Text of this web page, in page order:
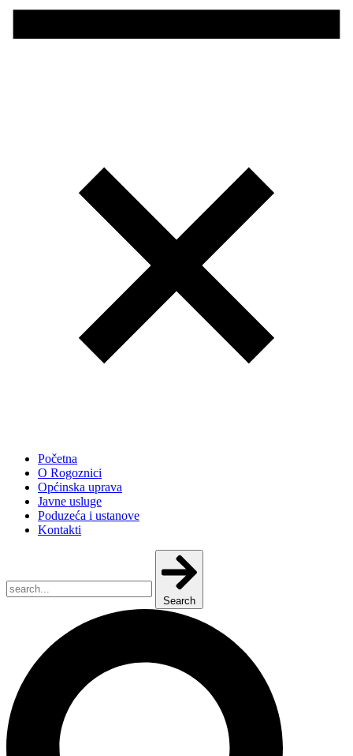
Početna
O Rogoznici
Općinska uprava
Javne usluge
Poduzeća i ustanove
Kontakti
Search